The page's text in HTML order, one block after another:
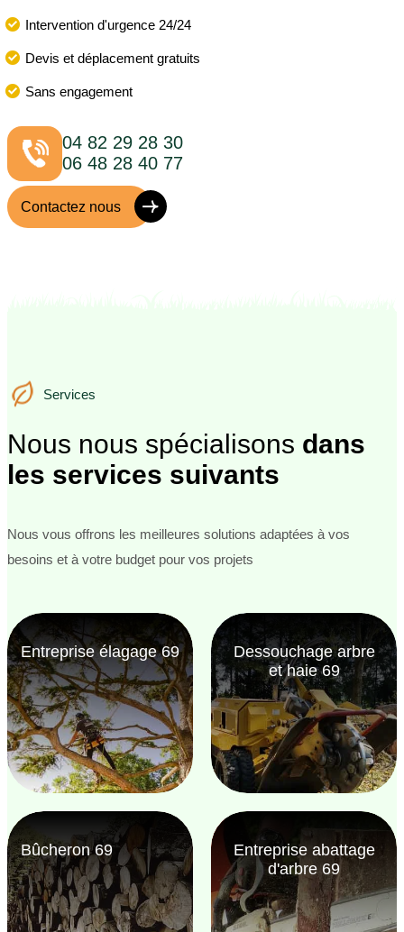
Intervention d'urgence 24/24
Devis et déplacement gratuits
Sans engagement
04 82 29 28 30
06 48 28 40 77
Contactez nous
Services
Services
Nous nous spécialisons dans
les services suivants
Nous vous offrons les meilleures solutions adaptées à vos
besoins et à votre budget pour vos projets
Entreprise élagage 69
Dessouchage arbre
et haie 69
Bûcheron 69
Entreprise abattage
d'arbre 69